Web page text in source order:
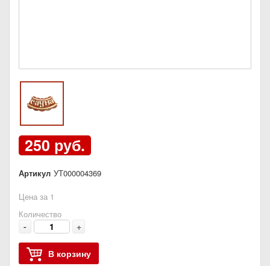
250 руб.
Артикул УТ000004369
Цена за 1
Количество
- +
В корзину